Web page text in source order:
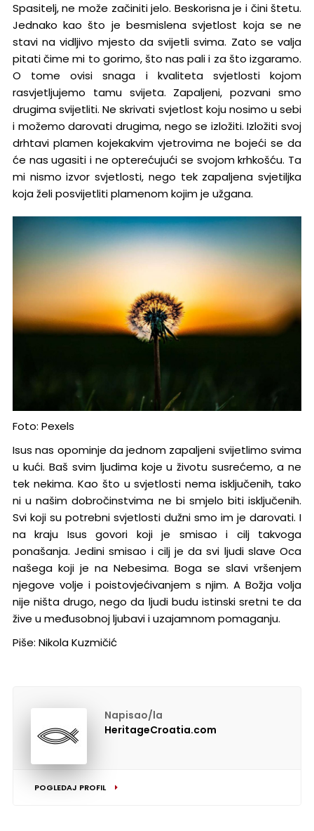
Spasitelj, ne može začiniti jelo. Beskorisna je i čini štetu.
Jednako kao što je besmislena svjetlost koja se ne
stavi na vidljivo mjesto da svijetli svima. Zato se valja
pitati čime mi to gorimo, što nas pali i za što izgaramo.
O tome ovisi snaga i kvaliteta svjetlosti kojom
rasvjetljujemo tamu svijeta. Zapaljeni, pozvani smo
drugima svijetliti. Ne skrivati svjetlost koju nosimo u sebi
i možemo darovati drugima, nego se izložiti. Izložiti svoj
drhtavi plamen kojekakvim vjetrovima ne bojeći se da
će nas ugasiti i ne opterećujući se svojom krhkošću. Ta
mi nismo izvor svjetlosti, nego tek zapaljena svjetiljka
koja želi posvijetliti plamenom kojim je užgana.
Foto: Pexels
Isus nas opominje da jednom zapaljeni svijetlimo svima
u kući. Baš svim ljudima koje u životu susrećemo, a ne
tek nekima. Kao što u svjetlosti nema isključenih, tako
ni u našim dobročinstvima ne bi smjelo biti isključenih.
Svi koji su potrebni svjetlosti dužni smo im je darovati. I
na kraju Isus govori koji je smisao i cilj takvoga
ponašanja. Jedini smisao i cilj je da svi ljudi slave Oca
našega koji je na Nebesima. Boga se slavi vršenjem
njegove volje i poistovjećivanjem s njim. A Božja volja
nije ništa drugo, nego da ljudi budu istinski sretni te da
žive u međusobnoj ljubavi i uzajamnom pomaganju.
Piše: Nikola Kuzmičić
Napisao/la
HeritageCroatia.com
POGLEDAJ PROFIL